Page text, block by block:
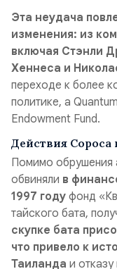
Эта неудача
изменения: из
включая Стэнли
Хеннеса и
переходе к более
политике, а
Endowment Fund.
Действия Сороса
Помимо обрушения
обвиняли в
1997 году фонд
тайского бата,
скупке бата
что привело к
Таиланда и